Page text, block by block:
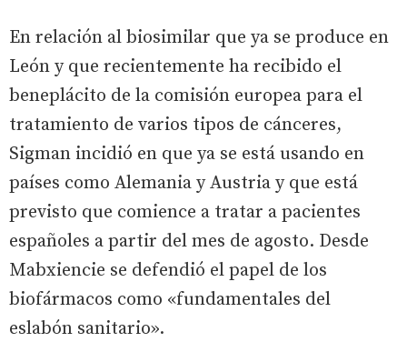
En relación al biosimilar que ya se produce en
León y que recientemente ha recibido el
beneplácito de la comisión europea para el
tratamiento de varios tipos de cánceres,
Sigman incidió en que ya se está usando en
países como Alemania y Austria y que está
previsto que comience a tratar a pacientes
españoles a partir del mes de agosto. Desde
Mabxiencie se defendió el papel de los
biofármacos como «fundamentales del
eslabón sanitario».